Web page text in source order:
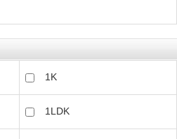
1K
1LDK